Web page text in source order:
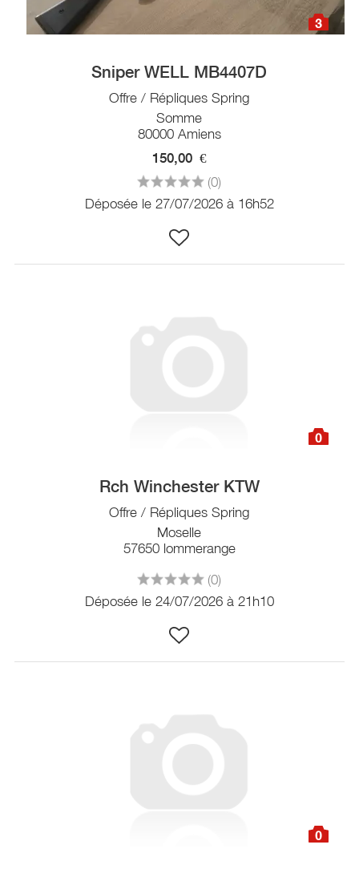
3
Sniper WELL MB4407D
Offre / Répliques Spring
Somme
80000 Amiens
150,00 €
(0)
Déposée le 27/07/2026 à 16h52
0
Rch Winchester KTW
Offre / Répliques Spring
Moselle
57650 lommerange
(0)
Déposée le 24/07/2026 à 21h10
0